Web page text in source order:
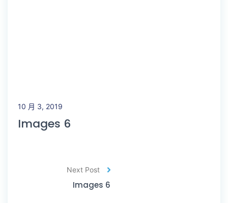
10 月 3, 2019
Images 6
Next Post
Images 6